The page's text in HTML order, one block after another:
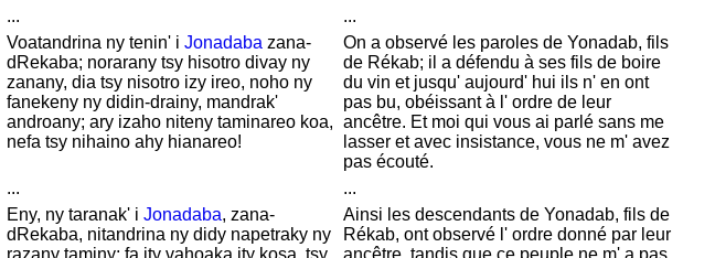
... ...
Voatandrina ny tenin' i Jonadaba zana-
dRekaba; norarany tsy hisotro divay ny
zanany, dia tsy nisotro izy ireo, noho ny
fanekeny ny didin-drainy, mandrak'
androany; ary izaho niteny taminareo koa,
nefa tsy nihaino ahy hianareo!
On a observé les paroles de Yonadab, fils
de Rékab; il a défendu à ses fils de boire
du vin et jusqu' aujourd' hui ils n' en ont
pas bu, obéissant à l' ordre de leur
ancêtre. Et moi qui vous ai parlé sans me
lasser et avec insistance, vous ne m' avez
pas écouté.
... ...
Eny, ny taranak' i Jonadaba, zana-
dRekaba, nitandrina ny didy napetraky ny
razany taminy; fa ity vahoaka ity kosa, tsy
Ainsi les descendants de Yonadab, fils de
Rékab, ont observé l' ordre donné par leur
ancêtre, tandis que ce peuple ne m' a pas